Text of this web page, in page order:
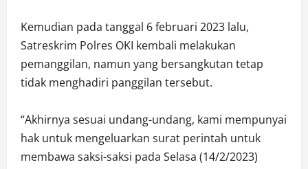
Kemudian pada tanggal 6 februari 2023 lalu,
Satreskrim Polres OKI kembali melakukan
pemanggilan, namun yang bersangkutan tetap
tidak menghadiri panggilan tersebut.
“Akhirnya sesuai undang-undang, kami mempunyai
hak untuk mengeluarkan surat perintah untuk
membawa saksi-saksi pada Selasa (14/2/2023)